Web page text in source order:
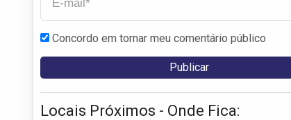
Concordo em tornar meu comentário público
Locais Próximos - Onde Fica: